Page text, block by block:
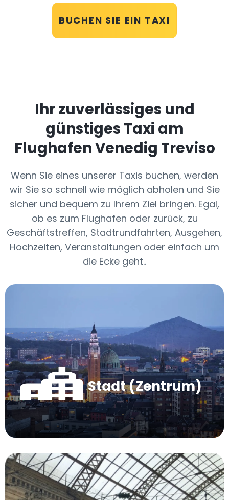
BUCHEN SIE EIN TAXI
Ihr zuverlässiges und
günstiges Taxi am
Flughafen Venedig Treviso
Wenn Sie eines unserer Taxis buchen, werden
wir Sie so schnell wie möglich abholen und Sie
sicher und bequem zu Ihrem Ziel bringen. Egal,
ob es zum Flughafen oder zurück, zu
Geschäftstreffen, Stadtrundfahrten, Ausgehen,
Hochzeiten, Veranstaltungen oder einfach um
die Ecke geht..
Stadt (Zentrum)